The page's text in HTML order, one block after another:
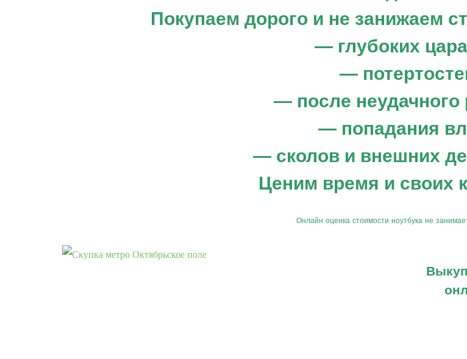
Покупаем дорого и не занижаем
— глубоких
—
— после неудачного
— попадания
— сколов и внешних
Ценим время и своих
Онлайн оценка стоимости ноутбука не